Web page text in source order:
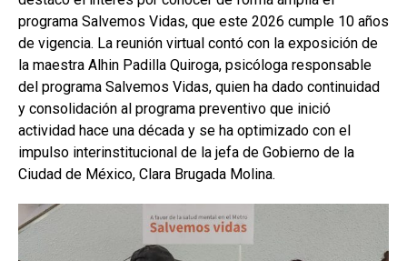
programa Salvemos Vidas, que este 2026 cumple 10 años
de vigencia. La reunión virtual contó con la exposición de
la maestra Alhin Padilla Quiroga, psicóloga responsable
del programa Salvemos Vidas, quien ha dado continuidad
y consolidación al programa preventivo que inició
actividad hace una década y se ha optimizado con el
impulso interinstitucional de la jefa de Gobierno de la
Ciudad de México, Clara Brugada Molina.